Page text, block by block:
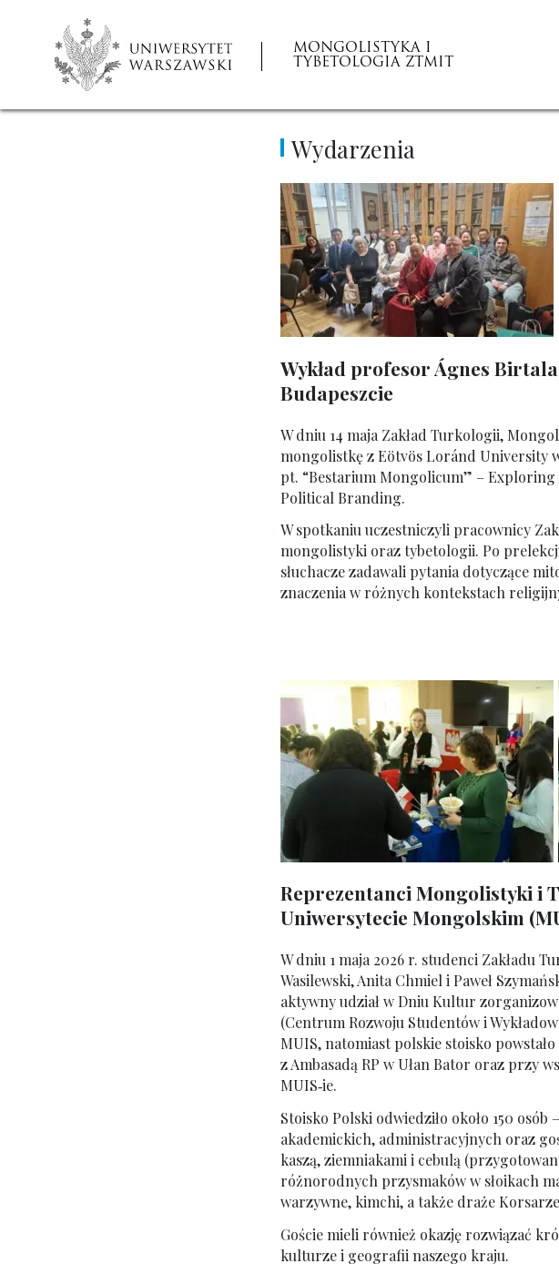
MONGOLISTYKA I
TYBETOLOGIA ZTMIT
Wydarzenia
Wykład profesor Ágnes
Budapeszcie
W dniu 14 maja Zakład Turkologii,
mongolistkę z Eötvös Loránd University
pt. “Bestarium Mongolicum” –
Political Branding.
W spotkaniu uczestniczyli pracownicy
mongolistyki oraz tybetologii. Po
słuchacze zadawali pytania dotyczące
znaczenia w różnych kontekstach
Reprezentanci Mongolistyki i
Uniwersytecie Mongolskim
W dniu 1 maja 2026 r. studenci Zakładu
Wasilewski, Anita Chmiel i Paweł
aktywny udział w Dniu Kultur
(Centrum Rozwoju Studentów i
MUIS, natomiast polskie stoisko
z Ambasadą RP w Ułan Bator oraz przy
MUIS‑ie.
Stoisko Polski odwiedziło około 150
akademickich, administracyjnych oraz
kaszą, ziemniakami i cebulą
różnorodnych przysmaków w słoikach
warzywne, kimchi, a także draże
Goście mieli również okazję rozwiązać
kulturze i geografii naszego kraju.